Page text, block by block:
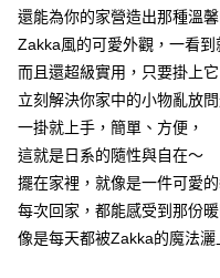
後付繳納相關費用。
※ 交易是否成功請以「AFTEE先
是否繳費成功／繳費後需取消欲
客戶支援中心」https://
【注意事項】
１．透過由恩沛科技股份有限公
易，需依本服務之必要範圍內提
權轉讓予恩沛科技股份有限公司
２．關於個人資料處理事宜，請
３．未成年的使用者請事先徵得
宅配
每筆NT$100，滿NT$799(含
離島宅配
每筆NT$150
還能為你的家營造出那種溫馨
Zakka風的可愛外觀，一看到
而且還超級實用，只要掛上它
立刻解決你家中的小物亂放問
一掛就上手，簡單、方便，
這就是日系的隨性與自在～
擺在家裡，就像是一件可愛的
每次回家，都能感受到那份
像是每天都被Zakka的魔法灑